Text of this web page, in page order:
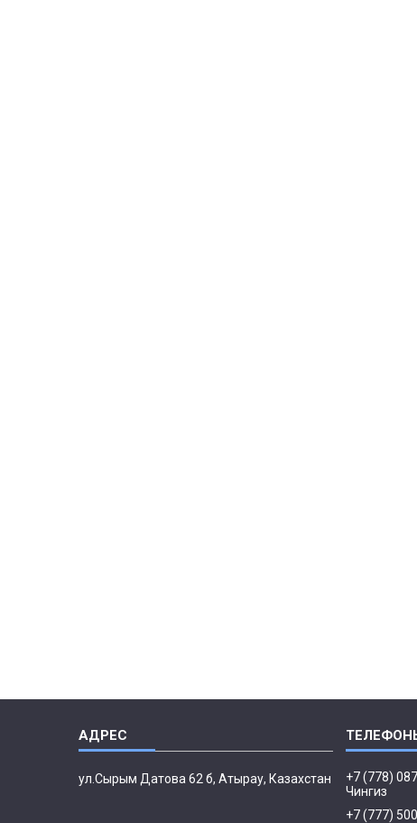
ул.Сырым Датова 62 б, Атырау, Казахстан
+7 (778)
Чингиз
+7 (777)